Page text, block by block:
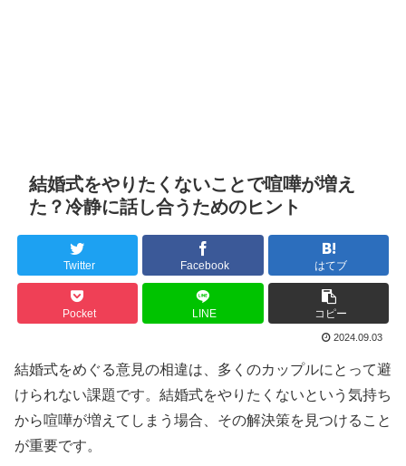
結婚式をやりたくないことで喧嘩が増え
た？冷静に話し合うためのヒント
Twitter Facebook はてブ
Pocket LINE コピー
2024.09.03
結婚式をめぐる意見の相違は、多くのカップルにとって避
けられない課題です。結婚式をやりたくないという気持ち
から喧嘩が増えてしまう場合、その解決策を見つけること
が重要です。